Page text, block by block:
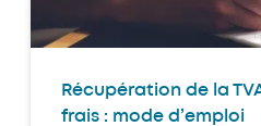
Récupération de la
frais : mode d’emploi